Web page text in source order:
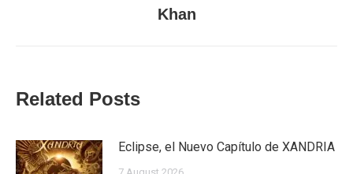
post:
Khan
Related Posts
Eclipse, el Nuevo Capítulo de XANDRIA